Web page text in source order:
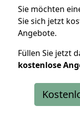
Sie möchten
Sie sich jetzt
Angebote.
Füllen Sie jetzt
kostenlose